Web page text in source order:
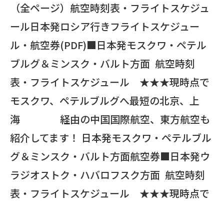
（全ページ）航空時刻表・フライトスケジュ
ール日本発ロシア行きフライトスケジュー
ル・航空券(PDF)■日本発モスクワ・ペテル
ブルグ＆ミンスク・バルト方面 航空時刻
表・フライトスケジュール ★★★現時点で
モスクワ、ペテルブルグへ最短の北京、上
海 経由の中国国際航空、東方航空も
紹介してます！ 日本発モスクワ・ペテルブル
グ＆ミンスク・バルト方面航空券■日本発ウ
ラジオストク・ハバロフスク方面 航空時刻
表・フライトスケジュール ★★★現時点で